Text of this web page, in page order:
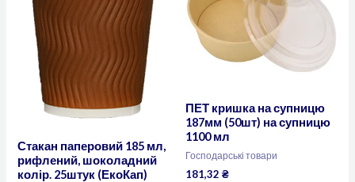
Стакан паперовий 185 мл,
рифлений, шоколадний
колір. 25штук (ЕкоКап)
ПЕТ кришка на супницю
187мм (50шт) на супницю
1100 мл
Господарські товари
181,32 ₴